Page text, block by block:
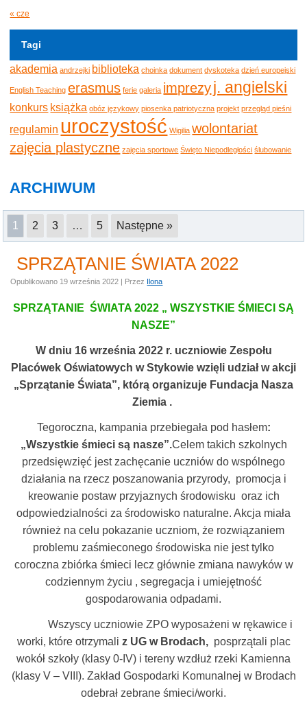
« cze
Tagi
akademia andrzejki biblioteka choinka dokument dyskoteka dzień europejski
English Teaching erasmus ferie galeria imprezyj. angielski
konkurs książka obóz językowy piosenka patriotyczna projekt przegląd pieśni
regulamin uroczystość Wigilia wolontariat
zajęcia plastyczne zajęcia sportowe Święto Niepodległości ślubowanie
ARCHIWUM
1 2 3 … 5 Następne »
SPRZĄTANIE ŚWIATA 2022
Opublikowano 19 września 2022 | Przez Ilona
SPRZĄTANIE ŚWIATA 2022 „ WSZYSTKIE ŚMIECI SĄ
NASZE”
W dniu 16 września 2022 r. uczniowie Zespołu
Placówek Oświatowych w Stykowie wzięli udział w akcji
„Sprzątanie Świata”, którą organizuje Fundacja Nasza
Ziemia .
Tegoroczna, kampania przebiegała pod hasłem:
„Wszystkie śmieci są nasze”.Celem takich szkolnych
przedsięwzięć jest zachęcanie uczniów do wspólnego
działania na rzecz poszanowania przyrody, promocja i
kreowanie postaw przyjaznych środowisku oraz ich
odpowiedzialności za środowisko naturalne. Akcja miała
również na celu pokazanie uczniom, że rozwiązaniem
problemu zaśmieconego środowiska nie jest tylko
coroczna zbiórka śmieci lecz głównie zmiana nawyków w
codziennym życiu , segregacja i umiejętność
gospodarowania odpadami.
Wszyscy uczniowie ZPO wyposażeni w rękawice i
worki, które otrzymali z UG w Brodach, posprzątali plac
wokół szkoły (klasy 0-IV) i tereny wzdłuż rzeki Kamienna
(klasy V – VIII). Zakład Gospodarki Komunalnej w Brodach
odebrał zebrane śmieci/worki.